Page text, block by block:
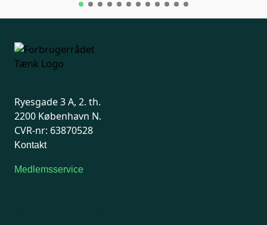
Ryesgade 3 A, 2. th.
2200 København N.
CVR-nr: 63870528
Kontakt
Medlemsservice